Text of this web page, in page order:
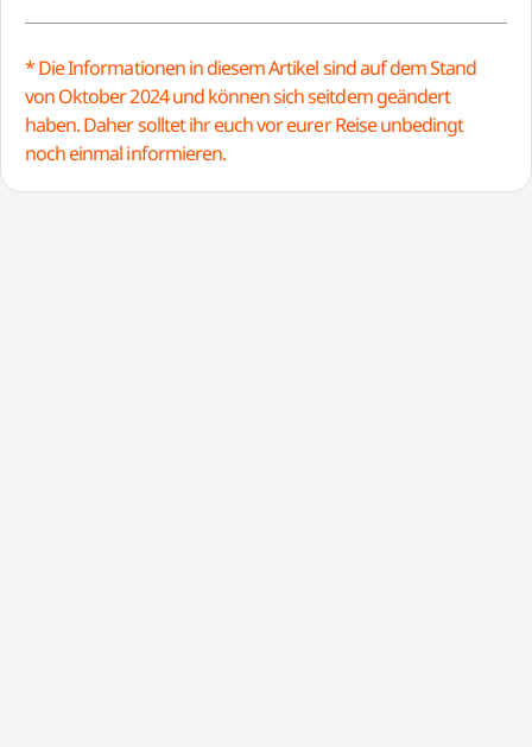
* Die Informationen in diesem Artikel sind auf dem Stand
von Oktober 2024 und können sich seitdem geändert
haben. Daher solltet ihr euch vor eurer Reise unbedingt
noch einmal informieren.